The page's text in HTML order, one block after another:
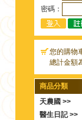
密碼：
您的購物
總計金額
商品分類
天農國 >>
醫生日記 >>